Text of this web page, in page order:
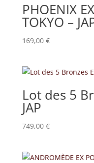
PHOENIX
TOKYO –
169,00 €
Lot des 5
JAP
749,00 €